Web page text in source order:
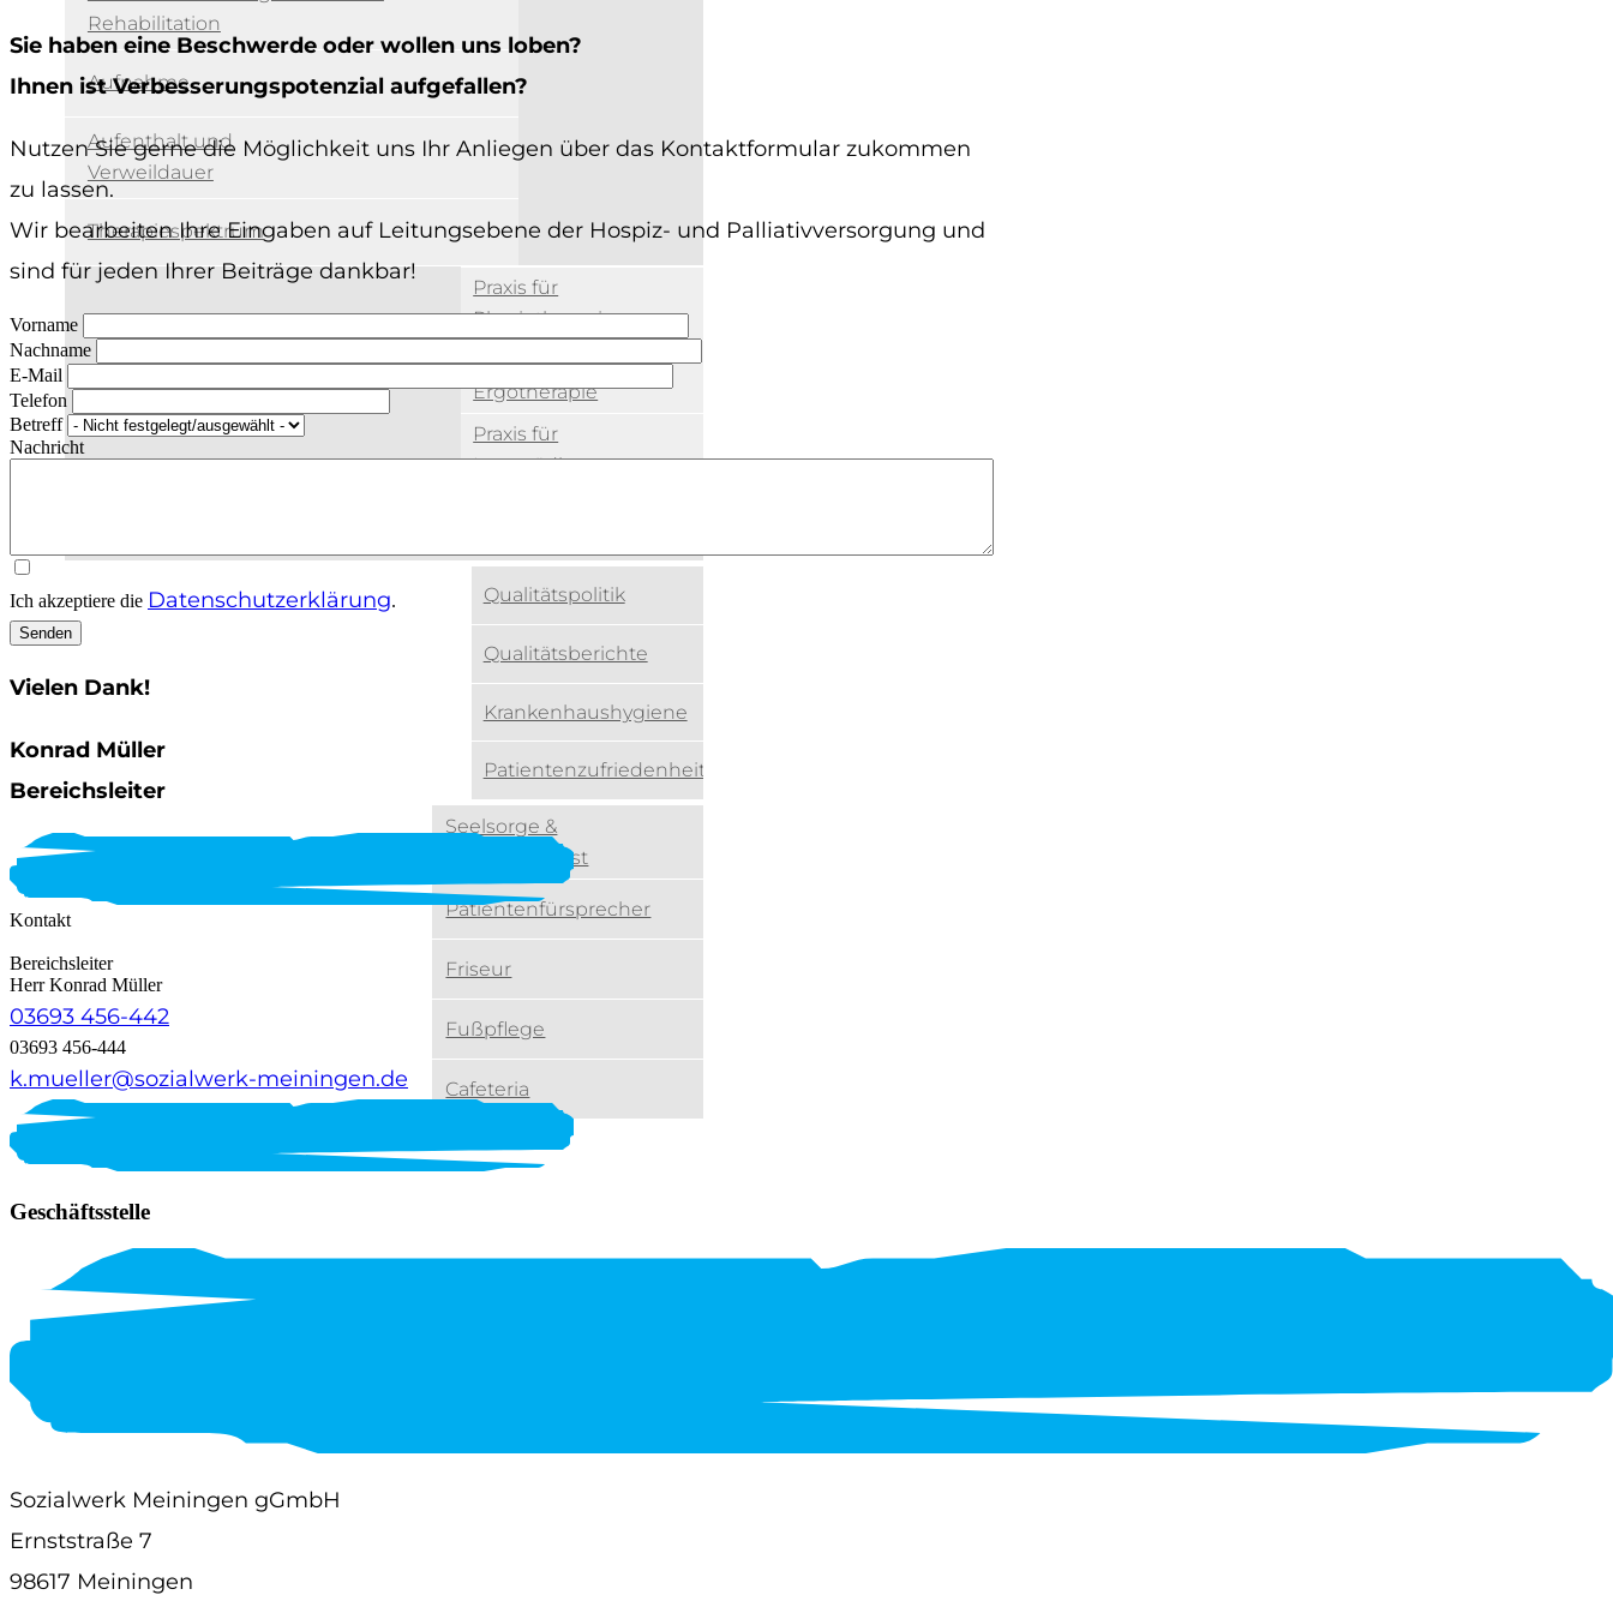
Rehabilitation
Aufnahme
Aufenthalt und
Verweildauer
Therapiespektrum
Praxis für
Physiotherapie
Praxis für
Ergotherapie
Praxis für
Logopädie
Qualität, Sicherheit & Zufriedenheit
Qualitätspolitik
Qualitätsberichte
Krankenhaushygiene
Patientenzufriedenheit
Angebote für unsere Patienten
Seelsorge &
Besuchsdienst
Patientenfürsprecher
Friseur
Fußpflege
Cafeteria
Anfahrt und Kontakt
Feedback Anregungen und Beschwerden
suchtkranke Menschen
Hilfen für psychisch kranke und suchtkranke
Leitspruch und Leitgedanke
Sie haben eine Beschwerde oder wollen uns loben?
Ihnen ist Verbesserungspotenzial aufgefallen?
Nutzen Sie gerne die Möglichkeit uns Ihr Anliegen über das Kontaktformular zukommen
zu lassen.
Wir bearbeiten Ihre Eingaben auf Leitungsebene der Hospiz- und Palliativversorgung und
sind für jeden Ihrer Beiträge dankbar!
Vorname
Nachname
E-Mail
Telefon
Betreff
Nachricht
Ich akzeptiere die Datenschutzerklärung.
Vielen Dank!
Konrad Müller
Bereichsleiter
Kontakt
Bereichsleiter
Herr Konrad Müller
03693 456-442
03693 456-444
k.mueller@sozialwerk-meiningen.de
Geschäftsstelle
Sozialwerk Meiningen gGmbH
Ernststraße 7
98617 Meiningen